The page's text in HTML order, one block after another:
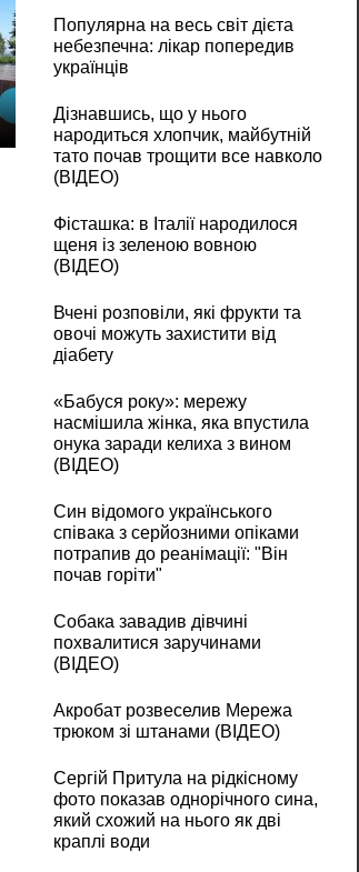
Популярна на весь світ дієта
небезпечна: лікар попередив
українців
Дізнавшись, що у нього
народиться хлопчик, майбутній
тато почав трощити все навколо
(ВІДЕО)
Фісташка: в Італії народилося
щеня із зеленою вовною
(ВІДЕО)
Вчені розповіли, які фрукти та
овочі можуть захистити від
діабету
«Бабуся року»: мережу
насмішила жінка, яка впустила
онука заради келиха з вином
(ВІДЕО)
Син відомого українського
співака з серйозними опіками
потрапив до реанімації: "Він
почав горіти"
Собака завадив дівчині
похвалитися заручинами
(ВІДЕО)
Акробат розвеселив Мережа
трюком зі штанами (ВІДЕО)
Сергій Притула на рідкісному
фото показав однорічного сина,
який схожий на нього як дві
краплі води